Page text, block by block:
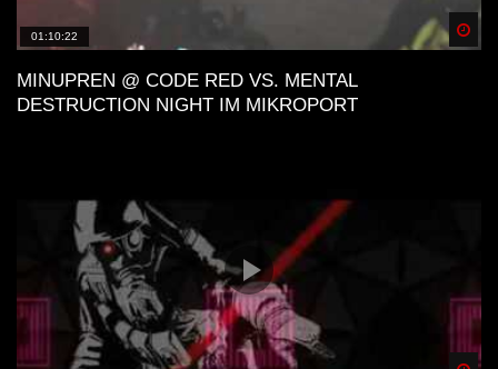
01:10:22
MINUPREN @ CODE RED VS. MENTAL
DESTRUCTION NIGHT IM MIKROPORT